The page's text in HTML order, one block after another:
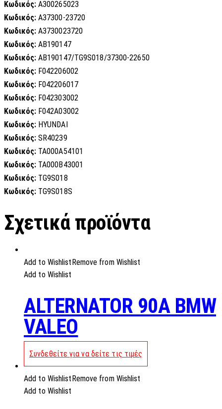
Κωδικός: A300265023
Κωδικός: A37300-23720
Κωδικός: A3730023720
Κωδικός: AB190147
Κωδικός: AB190147/TG9S018/37300-22650
Κωδικός: F042206002
Κωδικός: F042206017
Κωδικός: F042303002
Κωδικός: F042A03002
Κωδικός: HYUNDAI
Κωδικός: SR40239
Κωδικός: TA000A54101
Κωδικός: TA000B43001
Κωδικός: TG9S018
Κωδικός: TG9S018S
Σχετικά προϊόντα
Add to Wishlist Remove from Wishlist
Add to Wishlist
ALTERNATOR 90A BMW
VALEO
Συνδεθείτε για να δείτε τις τιμές
Add to Wishlist Remove from Wishlist
Add to Wishlist